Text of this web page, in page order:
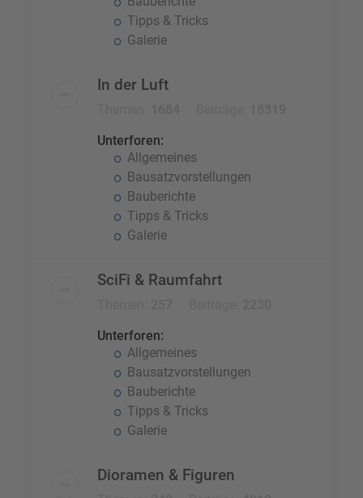
Tipps & Tricks
Galerie
In der Luft
Unterforen:
Allgemeines
Bausatzvorstellungen
Bauberichte
Tipps & Tricks
Galerie
SciFi & Raumfahrt
Unterforen:
Allgemeines
Bausatzvorstellungen
Bauberichte
Tipps & Tricks
Galerie
Dioramen & Figuren